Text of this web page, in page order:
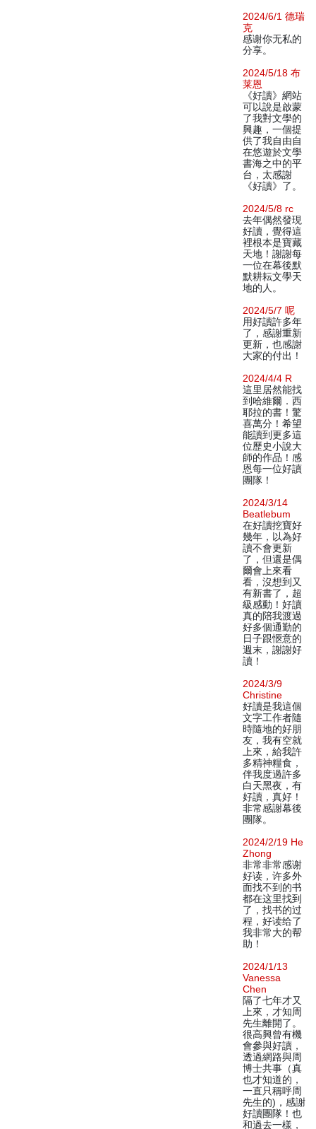
2024/6/1 德瑞
克
感谢你无私的
分享。
2024/5/18 布
莱恩
《好讀》網站
可以說是啟蒙
了我對文學的
興趣，一個提
供了我自由自
在悠遊於文學
書海之中的平
台，太感謝
《好讀》了。
2024/5/8 rc
去年偶然發現
好讀，覺得這
裡根本是寶藏
天地！謝謝每
一位在幕後默
默耕耘文學天
地的人。
2024/5/7 呢
用好讀許多年
了，感謝重新
更新，也感謝
大家的付出！
2024/4/4 R
這里居然能找
到哈維爾．西
耶拉的書！驚
喜萬分！希望
能讀到更多這
位歷史小說大
師的作品！感
恩每一位好讀
團隊！
2024/3/14
Beatlebum
在好讀挖寶好
幾年，以為好
讀不會更新
了，但還是偶
爾會上來看
看，沒想到又
有新書了，超
級感動！好讀
真的陪我渡過
好多個通勤的
日子跟愜意的
週末，謝謝好
讀！
2024/3/9
Christine
好讀是我這個
文字工作者隨
時隨地的好朋
友，我有空就
上來，給我許
多精神糧食，
伴我度過許多
白天黑夜，有
好讀，真好！
非常感謝幕後
團隊。
2024/2/19 He
Zhong
非常非常感谢
好读，许多外
面找不到的书
都在这里找到
了，找书的过
程，好读给了
我非常大的帮
助！
2024/1/13
Vanessa
Chen
隔了七年才又
上來，才知周
先生離開了。
很高興曾有機
會參與好讀，
透過網路與周
博士共事（真
也才知道的，
一直只稱呼周
先生的)，感謝
好讀團隊！也
和過去一樣，